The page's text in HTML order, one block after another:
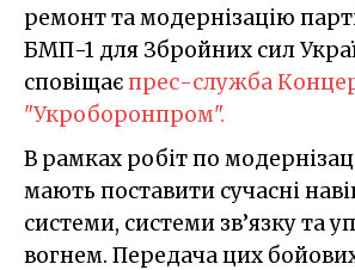
ремонт та модернізацію
БМП-1 для Збройних сил
сповіщаєпрес-служба
"Укроборонпром".
В рамках робіт по
мають поставити сучасні
системи, системи зв’язку та
вогнем. Передача цих